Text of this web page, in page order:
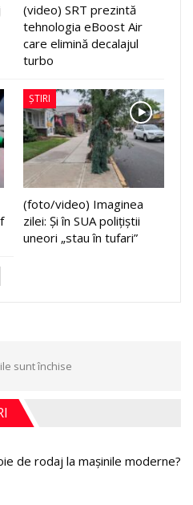
(video) SRT prezintă
tehnologia eBoost Air
care elimină decalajul
turbo
ȘTIRI
(foto/video) Imaginea
zilei: Și în SUA polițiștii
uneori „stau în tufari”
sunt închise
de rodaj la mașinile moderne?